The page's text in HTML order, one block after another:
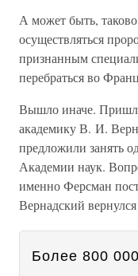
А может быть,
осуществляться
признанным
перебраться во
Вышло иначе.
академику В. И.
предложили занять
Академии наук.
именно Ферсман
Вернадский
Более 800